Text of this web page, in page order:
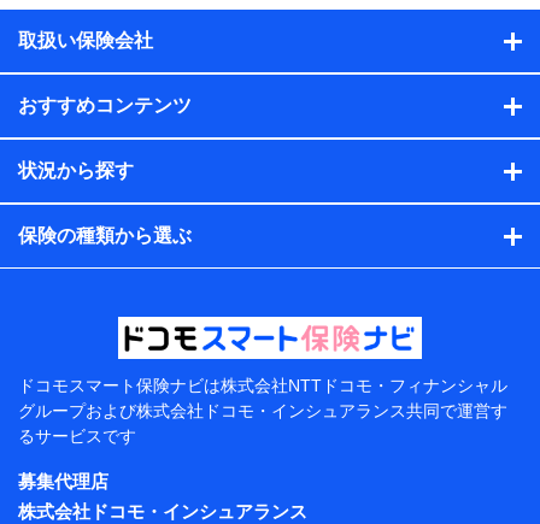
ル内容や送信履歴の情報及び保険の更改案内等を提供し
保険契約情報
当社または株式会社NTTドコモ・フィナンシャルグルー
プが取得し、又は保有する保険契約に関する情報。例と
して、保険契約者及び被保険者の氏名、住所、生年月
日、性別、保険契約者と被保険者の関係、保険加入の目
的、保険商品の内容、保険料、保険料のお支払方法、車
のメーカーや走行距離などの情報、建物の構造や築年数
などの情報、ペットの種類や年齢などの情報などが含ま
提供当事者から受領当事者が個人データを取得する方法
電子的・電磁的方法等
【共同して利用する者の範囲】
当社
株式会社NTTドコモ・フィナンシャルグループ
【利用目的】
取扱い保険会社
おすすめコンテンツ
状況から探す
保険の種類から選ぶ
ドコモスマート保険ナビは株式会社NTTドコモ・フィナンシャル
グループおよび株式会社ドコモ・インシュアランス共同で運営す
るサービスです
募集代理店
株式会社ドコモ・インシュアランス